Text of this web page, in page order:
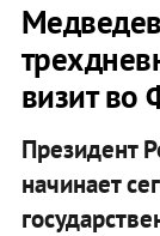
визит
Президент
начинает